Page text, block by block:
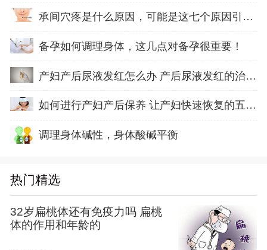
承间穴疼是什么原因，可能是这七个原因引起的
备孕如何调理身体，这几点对备孕很重要！
产妇产后尿液发红怎么办 产后尿液发红的治疗方
如何进行产妇产后保养 让产妇快速恢复的五方面
调理身体碱性，身体酸碱平衡
热门精选
32岁扁桃体还有免疫力吗 扁桃
体的作用和年龄的